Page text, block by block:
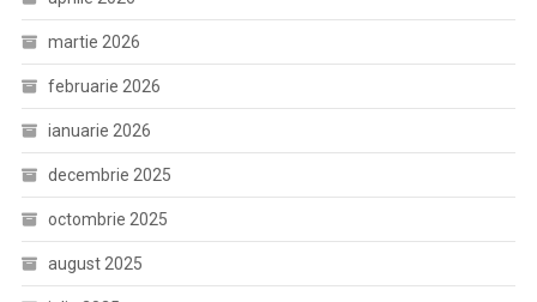
martie 2026
februarie 2026
ianuarie 2026
decembrie 2025
octombrie 2025
august 2025